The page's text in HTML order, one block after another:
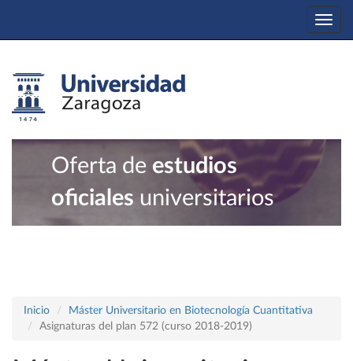
Oferta de estudios
oficiales universitarios
Inicio
Máster Universitario en Biotecnología Cuantitativa
Asignaturas del plan 572 (curso 2018-2019)